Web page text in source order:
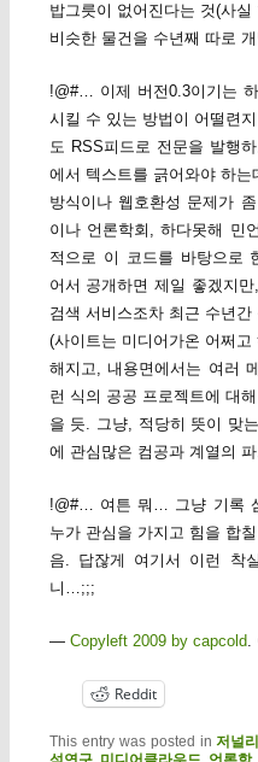
밥그릇이 없어진다는 것(사
비슷한 물건을 수년째 따로
!@#… 이제 버전0.3이기는
시킬 수 있는 방법이 어떨련
도 RSS피드로 전문을 발행
에서 텍스트를 긁어와야 하
방식이나 웹호환성 문제가
이나 언론학회, 하다못해 민
적으로 이 코드를 바탕으로
어서 공개하면 제일 좋겠지
검색 서비스조차 최근 수년
(사이트는 미디어가온 어쩌
해지고, 내용면에서는 여러
런 식의 공공 프로젝트에 대
을 듯. 그냥, 적당히 뜻이 맞
에 관심많은 컴공과 계열의
!@#… 여튼 뭐… 그냥 기록
누가 관심을 가지고 힘을 합
음. 답잖게 여기서 이런 착
니…;;;
— Copyleft 2009 by capcold.
Reddit
This entry was posted in저널